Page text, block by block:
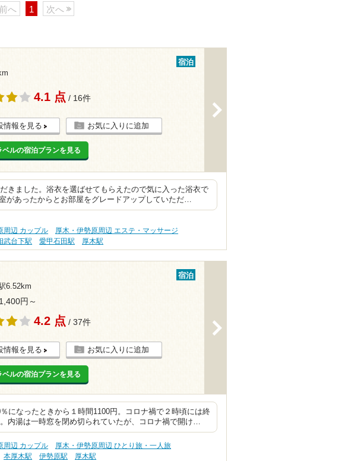
へ 1 次へ
宿泊
4.1 点 / 16件
情報を見る お気に入りに追加
ベルの宿泊プランを見る
きました。浴衣を選ばせてもらえたので気に入った浴衣で
があったからとお部屋をグレードアップしていただ…
周辺 カップル
厚木・伊勢原周辺 エステ・マッサージ
武台下駅 愛甲石田駅 厚木駅
6.52km
宿泊
円～
4.2 点 / 37件
情報を見る お気に入りに追加
ベルの宿泊プランを見る
になったときから１時間1100円。コロナ禍で２時頃には終
内湯は一時窓を閉め切られていたが、コロナ禍で開け…
周辺 カップル
厚木・伊勢原周辺 ひとり旅・一人旅
本厚木駅 伊勢原駅 厚木駅